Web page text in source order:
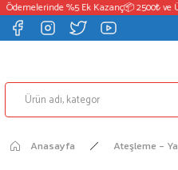
%5 Ek Kazanç📦 2500₺ ve
Anasayfa Ateşleme -